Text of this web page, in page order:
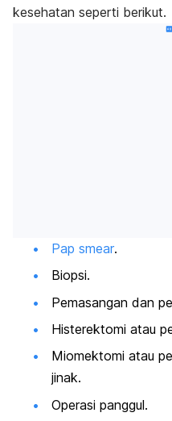
kesehatan seperti berikut.
Pap smear.
Biopsi.
Pemasangan dan
Histerektomi atau
Miomektomi atau
jinak.
Operasi panggul.